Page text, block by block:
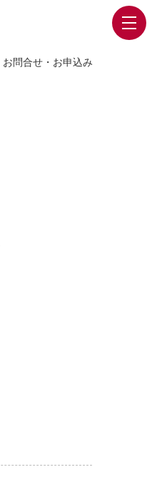
お問合せ・お申込み